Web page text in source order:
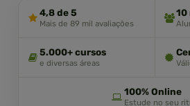
4,8 de 5
Mais de 89 mil avaliações
10
5.000+ cursos
e diversas áreas
100% Online
Estude no seu